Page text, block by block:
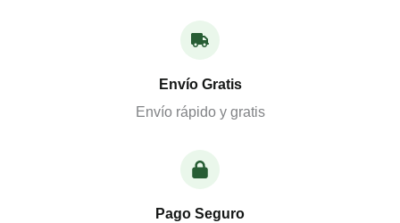
Envío Gratis
Envío rápido y gratis
Pago Seguro